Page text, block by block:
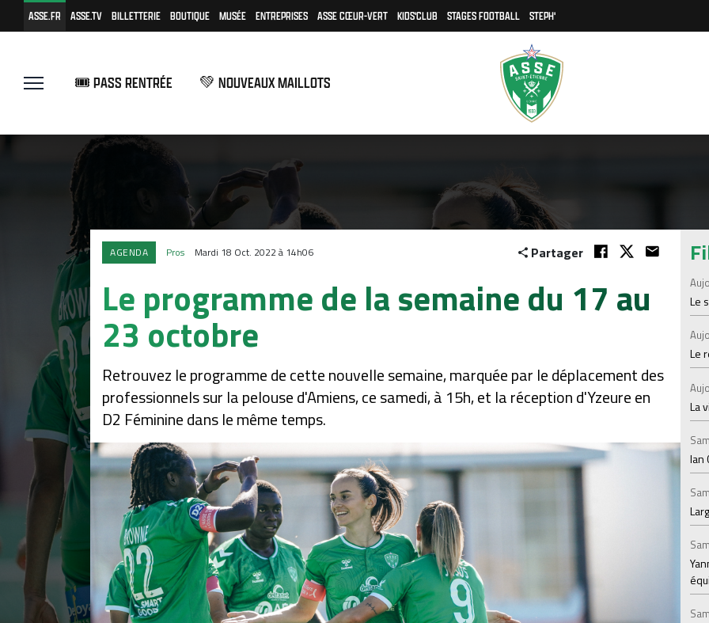
ASSE.FR ASSE.TV BILLETTERIE BOUTIQUE MUSÉE ENTREPRISES ASSE CŒUR-VERT KIDS'CLUB STAGES FOOTBALL STEPH'
🎟️ PASS RENTRÉE 💚 NOUVEAUX MAILLOTS
AGENDA Pros Mardi 18 Oct. 2022 à 14h06 Partager
Le programme de la semaine du 17 au
23 octobre
Retrouvez le programme de cette nouvelle semaine, marquée par le déplacement des
professionnels sur la pelouse d'Amiens, ce samedi, à 15h, et la réception d'Yzeure en
D2 Féminine dans le même temps.
Le
Le
La
Ian